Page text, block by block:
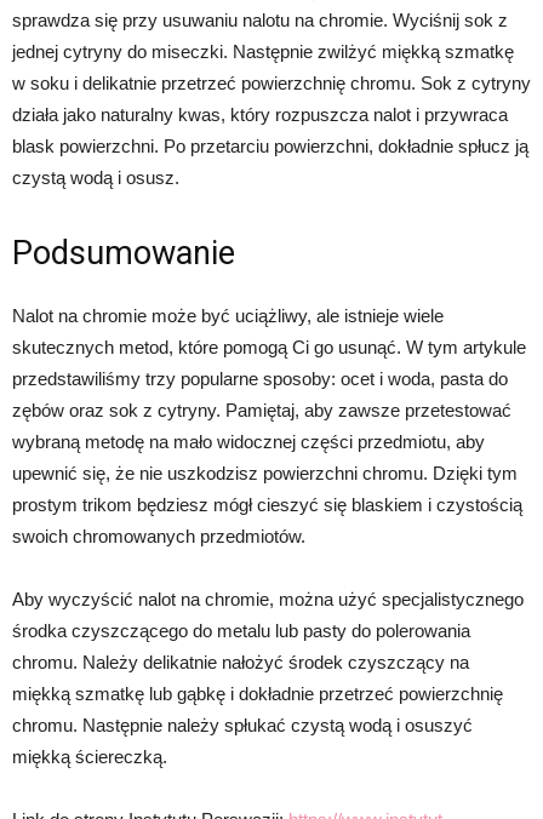
sprawdza się przy usuwaniu nalotu na chromie. Wyciśnij sok z
jednej cytryny do miseczki. Następnie zwilżyć miękką szmatkę
w soku i delikatnie przetrzeć powierzchnię chromu. Sok z cytryny
działa jako naturalny kwas, który rozpuszcza nalot i przywraca
blask powierzchni. Po przetarciu powierzchni, dokładnie spłucz ją
czystą wodą i osusz.
Podsumowanie
Nalot na chromie może być uciążliwy, ale istnieje wiele
skutecznych metod, które pomogą Ci go usunąć. W tym artykule
przedstawiliśmy trzy popularne sposoby: ocet i woda, pasta do
zębów oraz sok z cytryny. Pamiętaj, aby zawsze przetestować
wybraną metodę na mało widocznej części przedmiotu, aby
upewnić się, że nie uszkodzisz powierzchni chromu. Dzięki tym
prostym trikom będziesz mógł cieszyć się blaskiem i czystością
swoich chromowanych przedmiotów.
Aby wyczyścić nalot na chromie, można użyć specjalistycznego
środka czyszczącego do metalu lub pasty do polerowania
chromu. Należy delikatnie nałożyć środek czyszczący na
miękką szmatkę lub gąbkę i dokładnie przetrzeć powierzchnię
chromu. Następnie należy spłukać czystą wodą i osuszyć
miękką ściereczką.